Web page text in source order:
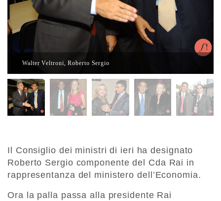
Walter Veltroni, Roberto Sergio
Il Consiglio dei ministri di ieri ha designato
Roberto Sergio componente del Cda Rai in
rappresentanza del ministero dell’Economia.
Ora la palla passa alla presidente Rai